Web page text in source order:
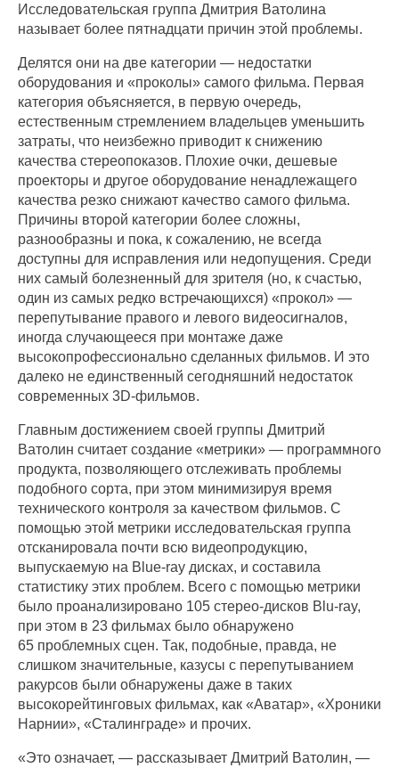
Исследовательская группа Дмитрия Ватолина
называет более пятнадцати причин этой проблемы.
Делятся они на две категории — недостатки
оборудования и «проколы» самого фильма. Первая
категория объясняется, в первую очередь,
естественным стремлением владельцев уменьшить
затраты, что неизбежно приводит к снижению
качества стереопоказов. Плохие очки, дешевые
проекторы и другое оборудование ненадлежащего
качества резко снижают качество самого фильма.
Причины второй категории более сложны,
разнообразны и пока, к сожалению, не всегда
доступны для исправления или недопущения. Среди
них самый болезненный для зрителя (но, к счастью,
один из самых редко встречающихся) «прокол» —
перепутывание правого и левого видеосигналов,
иногда случающееся при монтаже даже
высокопрофессионально сделанных фильмов. И это
далеко не единственный сегодняшний недостаток
современных 3D-фильмов.
Главным достижением своей группы Дмитрий
Ватолин считает создание «метрики» — программного
продукта, позволяющего отслеживать проблемы
подобного сорта, при этом минимизируя время
технического контроля за качеством фильмов. С
помощью этой метрики исследовательская группа
отсканировала почти всю видеопродукцию,
выпускаемую на Blue-ray дисках, и составила
статистику этих проблем. Всего с помощью метрики
было проанализировано 105 стерео-дисков Blu-ray,
при этом в 23 фильмах было обнаружено
65 проблемных сцен. Так, подобные, правда, не
слишком значительные, казусы с перепутыванием
ракурсов были обнаружены даже в таких
высокорейтинговых фильмах, как «Аватар», «Хроники
Нарнии», «Сталинграде» и прочих.
«Это означает, — рассказывает Дмитрий Ватолин, —